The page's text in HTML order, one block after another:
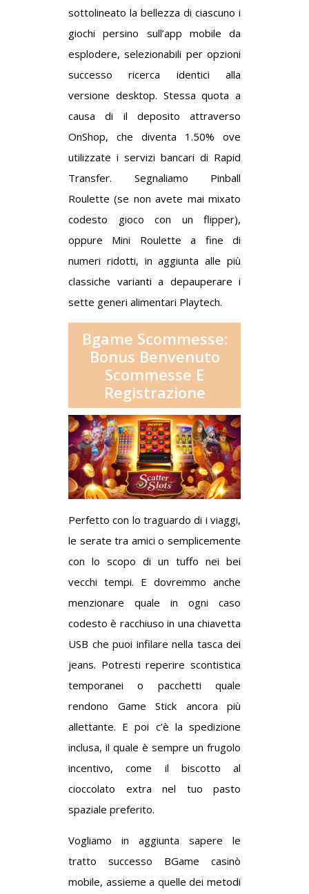
sottolineato la bellezza di ciascuno i
giochi persino sull’app mobile da
esplodere, selezionabili per opzioni
successo ricerca identici alla
versione desktop. Stessa quota a
causa di il deposito attraverso
OnShop, che diventa 1.50% ove
utilizzate i servizi bancari di Rapid
Transfer. Segnaliamo Pinball
Roulette (se non avete mai mixato
codesto gioco con un flipper),
oppure Mini Roulette a fine di
numeri ridotti, in aggiunta alle più
classiche varianti a depauperare i
sette generi alimentari Playtech.
Bgame Scommesse:
Bonus Benvenuto
Scommesse E
Registrazione
Perfetto con lo traguardo di i viaggi,
le serate tra amici o semplicemente
con lo scopo di un tuffo nei bei
vecchi tempi. E dovremmo anche
menzionare quale in ogni caso
codesto è racchiuso in una chiavetta
USB che puoi infilare nella tasca dei
jeans. Potresti reperire scontistica
temporanei o pacchetti quale
rendono Game Stick ancora più
allettante. E poi c’è la spedizione
inclusa, il quale è sempre un frugolo
incentivo, come il biscotto al
cioccolato extra nel tuo pasto
spaziale preferito.
Vogliamo in aggiunta sapere le
tratto successo BGame casinò
mobile, assieme a quelle dei metodi